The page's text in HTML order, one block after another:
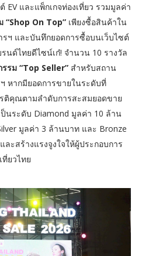
EV และแพ็กเกจท่องเที่ยว รวมมูลค่า
“Shop On Top” เพียงซื้อสินค้าใน
ฯ และบันทึกยอดการซื้อบนเว็บไซต์
นด์ไทยดีไซน์เก๋! จำนวน 10 รางวัล
รม “Top Seller” สำหรับสถาน
หากมียอดการขายในระดับที่
ติคุณตามลำดับการสะสมยอดขาย
ป็นระดับ Diamond มูลค่า 10 ล้าน
มูลค่า 3 ล้านบาท และ Bronze
ละสร้างแรงจูงใจให้ผู้ประกอบการ
ยวไทย